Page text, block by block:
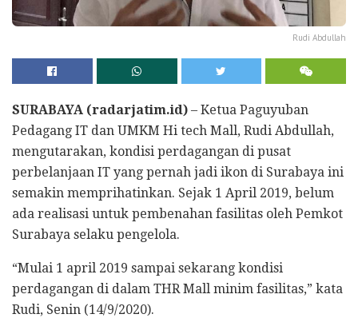
Rudi Abdullah
SURABAYA (radarjatim.id) – Ketua Paguyuban
Pedagang IT dan UMKM Hi tech Mall, Rudi Abdullah,
mengutarakan, kondisi perdagangan di pusat
perbelanjaan IT yang pernah jadi ikon di Surabaya ini
semakin memprihatinkan. Sejak 1 April 2019, belum
ada realisasi untuk pembenahan fasilitas oleh Pemkot
Surabaya selaku pengelola.
“Mulai 1 april 2019 sampai sekarang kondisi
perdagangan di dalam THR Mall minim fasilitas,” kata
Rudi, Senin (14/9/2020).